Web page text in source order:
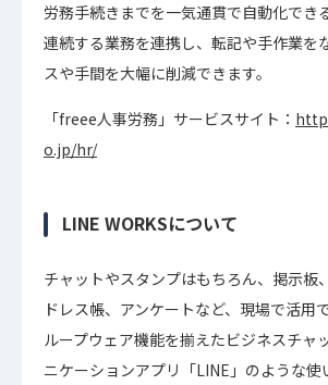
労務手続きまでを一気通貫で自動化でき
連続する業務を連携し、転記や手作業を
スや手間を大幅に削減できます。
「freee人事労務」サービスサイト：
o.jp/hr/
LINE WORKSについて
チャットやスタンプはもちろん、掲示板
ドレス帳、アンケートなど、現場で活用
ループウェア機能を揃えたビジネスチャ
ニケーションアプリ「LINE」のような使